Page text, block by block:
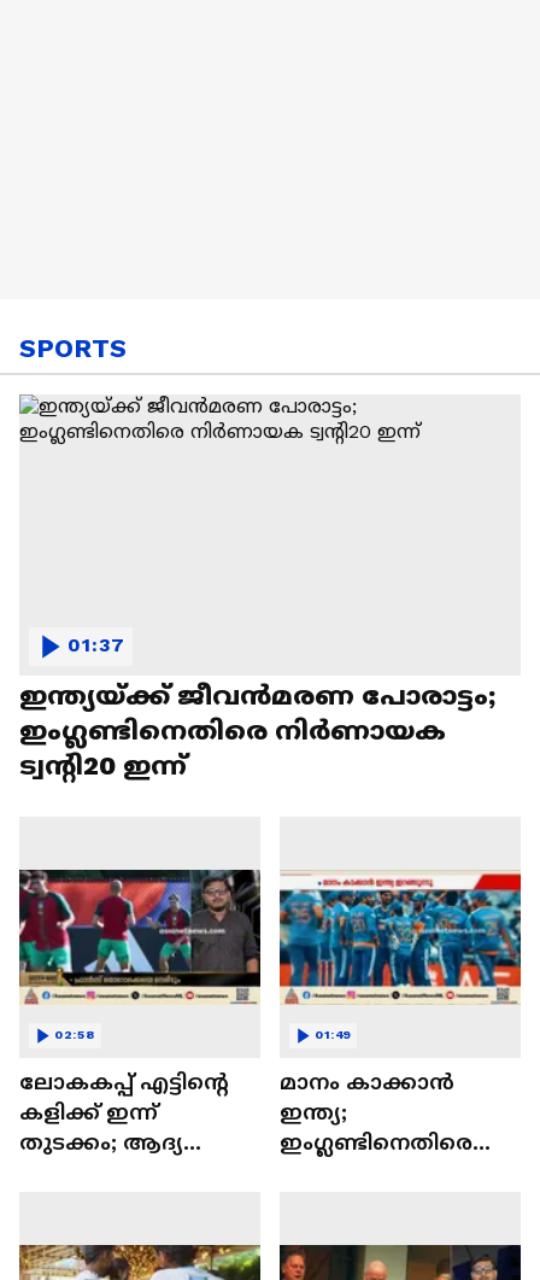
SPORTS
ഇന്ത്യയ്ക്ക് ജീവൻമരണ പോരാട്ടം;
ഇംഗ്ലണ്ടിനെതിരെ നിർണായക
ട്വന്റി20 ഇന്ന്
01:37
ലോകകപ്പ് എട്ടിന്റെ
കളിക്ക് ഇന്ന്
തുടക്കം; ആദ്യ
നേരിടും
02:58
മാനം കാക്കാൻ
ഇന്ത്യ;
ഇംഗ്ലണ്ടിനെതിരെ
01:49